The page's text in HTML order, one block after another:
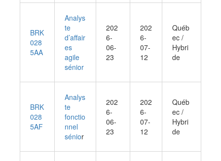
BRK
028
5AA
Analys
te
d’affair
es
agile
sénior
202
6-
06-
23
202
6-
07-
12
Québ
ec /
Hybri
de
BRK
028
5AF
Analys
te
fonctio
nnel
sénior
202
6-
06-
23
202
6-
07-
12
Québ
ec /
Hybri
de